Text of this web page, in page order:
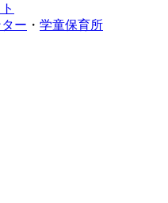
ー ・ 学童保育所